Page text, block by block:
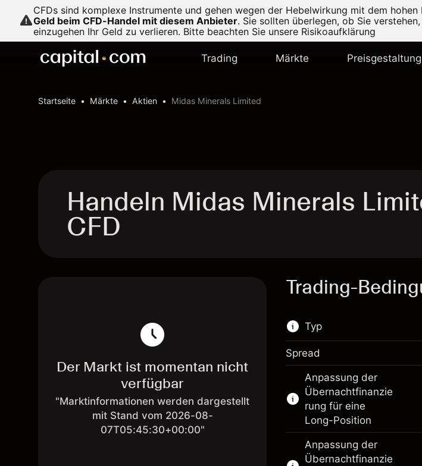
CFDs sind komplexe Instrumente und gehen wegen der Hebelwirkung mit dem hohen
Geld beim CFD-Handel mit diesem Anbieter. Sie sollten überlegen, ob Sie
einzugehen Ihr Geld zu verlieren. Bitte beachten Sie unsere Risikoaufklärung
Trading Märkte Preisgestaltung
Startseite Märkte Aktien Midas Minerals Limited
Handeln Midas Minerals
CFD
Der Markt ist momentan nicht
verfügbar
"Marktinformationen werden dargestellt
mit Stand vom 2026-08-
07T05:45:30+00:00"
Trading-
Typ
Dieses
über CFDs und Knock-
Erfahren Sie mehr über:
CFDs
Knock-outs
Spread
Anpassung der
Übernachtfinanzie
rung für eine
Long-Position
Anpassung der
Übernachtfinanzie